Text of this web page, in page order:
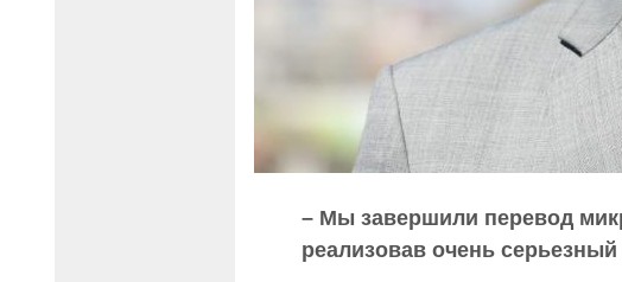
– Мы завершили перевод
реализовав очень